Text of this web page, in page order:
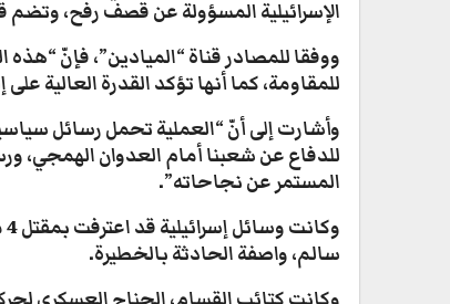
الإسرائيلية المسؤولة عن قصف رفح، وتضم
ووفقا للمصادر قناة “الميادين”، فإنّ
للمقاومة، كما أنها تؤكد القدرة العالية
وأشارت إلى أنّ “العملية تحمل رسائل
للدفاع عن شعبنا أمام العدوان الهمجي،
المستمر عن نجاحاته”.
سالم، واصفة الحادثة بالخطيرة.